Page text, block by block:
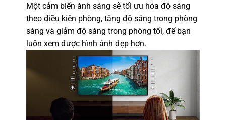
Một cảm biến ánh sáng sẽ tối ưu hóa độ sáng
theo điều kiện phòng, tăng độ sáng trong phòng
sáng và giảm độ sáng trong phòng tối, để bạn
luôn xem được hình ảnh đẹp hơn.